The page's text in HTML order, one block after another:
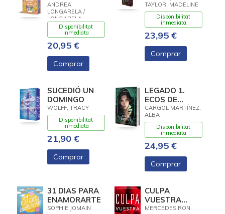
VERSOS AL
AIRE
ANDREA
LONGARELA /
LONGARELA,
ANDREA
Disponibilitat
inmediata
20,95 €
Comprar
(EDICIÓN
ESPECIAL CON
CANTOS
TINTADOS)
TAYLOR, MADELINE
Disponibilitat
inmediata
23,95 €
Comprar
SUCEDIÓ UN
DOMINGO
WOLFF, TRACY
Disponibilitat
inmediata
21,90 €
Comprar
LEGADO 1.
ECOS DE
TORMENTA
CARGOL MARTÍNEZ,
ALBA
Disponibilitat
inmediata
24,95 €
Comprar
31 DIAS PARA
ENAMORARTE
SOPHIE JOMAIN
CULPA
VUESTRA
(CULPABLES 4)
MERCEDES RON